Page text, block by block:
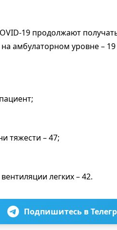
19 продолжают
амбулаторном уровне –
тяжести – 47;
легких – 42.
Подпишитесь в